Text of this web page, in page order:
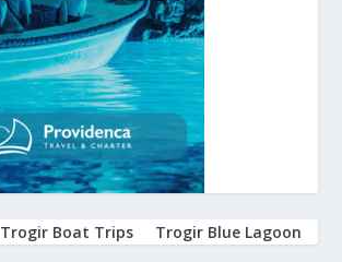
Trogir Boat Trips Trogir Blue Lagoon